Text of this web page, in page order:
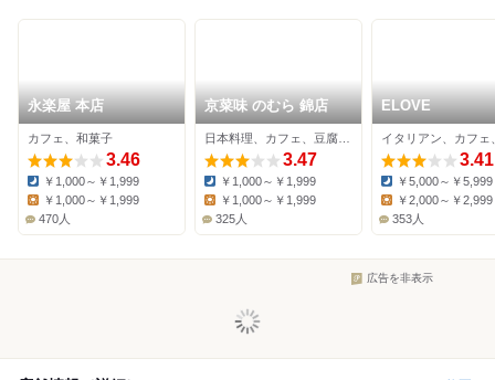
永楽屋 本店
カフェ、和菓子
3.46
Dinner:
￥1,000～￥1,999
￥1,000～￥1,999
470人
京菜味 のむら 錦店
3.47
Dinner:
￥1,000～￥1,999
￥1,000～￥1,999
325人
ELOVE
3.41
Dinner:
￥5,000～￥5,999
￥2,000～￥2,999
353人
広告を非表示